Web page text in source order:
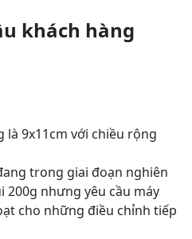
khách hàng
là 9x11cm với chiều rộng
trong giai đoạn nghiên
200g nhưng yêu cầu máy
cho những điều chỉnh tiếp